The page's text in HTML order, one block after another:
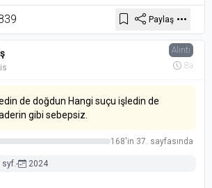
Paylaş
Alıntı
8a
de doğdun Hangi suçu işledin de
gibi sebepsiz.
168'in 37. sayfasında
syf.- 2024